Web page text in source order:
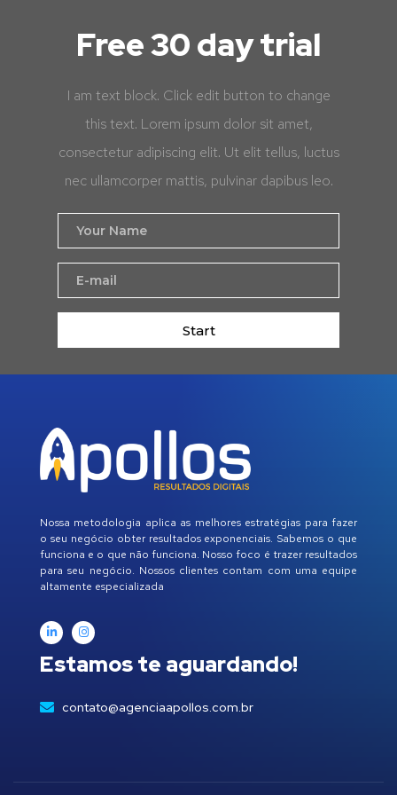
Free 30 day trial
I am text block. Click edit button to change
this text. Lorem ipsum dolor sit amet,
consectetur adipiscing elit. Ut elit tellus, luctus
nec ullamcorper mattis, pulvinar dapibus leo.
Start
Nossa metodologia aplica as melhores estratégias para fazer
o seu negócio obter resultados exponenciais. Sabemos o que
funciona e o que não funciona. Nosso foco é trazer resultados
para seu negócio. Nossos clientes contam com uma equipe
altamente especializada
Estamos te aguardando!
contato@agenciaapollos.com.br